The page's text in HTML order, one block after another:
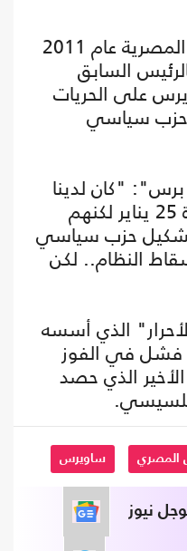
وفي أعقاب "ثورة يناير" المصرية عام 2011
السابق
على الحريات
حزب سياسي
"كان لدينا
أمل في الشباب بعد ثورة 25 يناير لكنهم
حزب سياسي
النظام.. لكن
الذي أسسه
فشل في الفوز
الذي حصد
المصري ساويرس
نيوز